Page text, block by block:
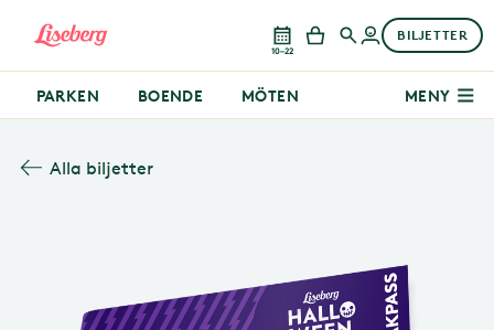
10–22
BILJETTER
PARKEN BOENDE MÖTEN MENY
Alla biljetter